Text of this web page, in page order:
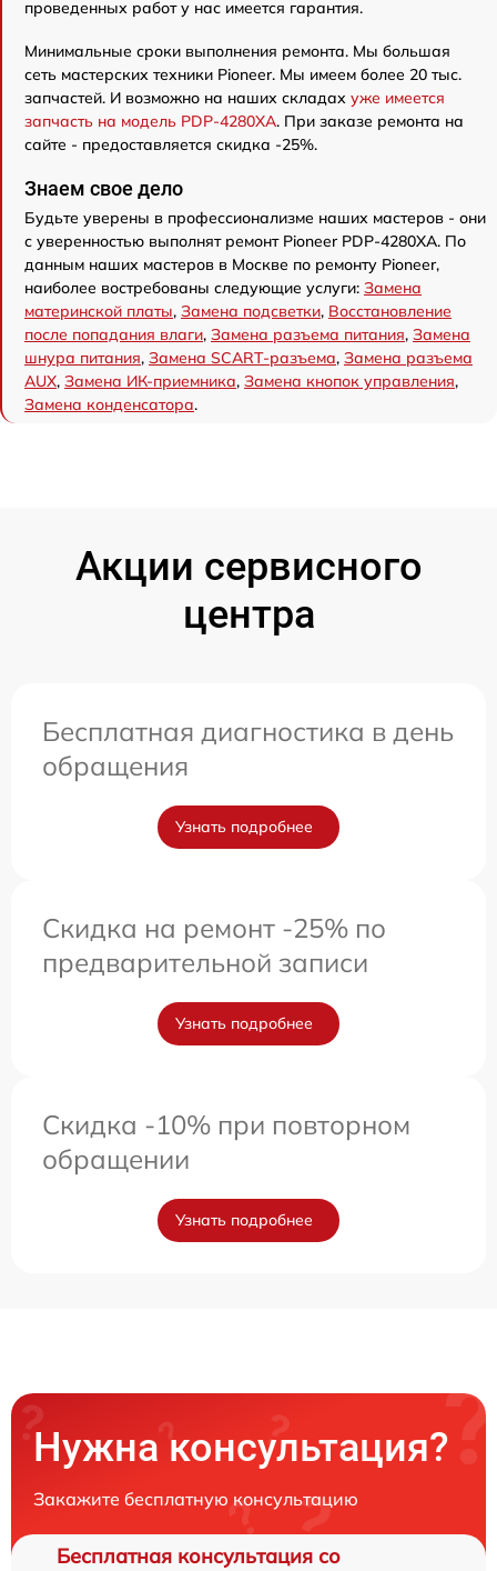
проведенных работ у нас имеется гарантия.
Минимальные сроки выполнения ремонта. Мы большая
сеть мастерских техники Pioneer. Мы имеем более 20 тыс.
запчастей. И возможно на наших складах уже имеется
запчасть на модель PDP-4280XA. При заказе ремонта на
сайте - предоставляется скидка -25%.
Знаем свое дело
Будьте уверены в профессионализме наших мастеров - они
с уверенностью выполнят ремонт Pioneer PDP-4280XA. По
данным наших мастеров в Москве по ремонту Pioneer,
наиболее востребованы следующие услуги: Замена
материнской платы, Замена подсветки, Восстановление
после попадания влаги, Замена разъема питания, Замена
шнура питания, Замена SCART-разъема, Замена разъема
AUX, Замена ИК-приемника, Замена кнопок управления,
Замена конденсатора.
Акции сервисного
центра
Бесплатная диагностика в день
обращения
Узнать подробнее
Скидка на ремонт -25% по
предварительной записи
Узнать подробнее
Скидка -10% при повторном
обращении
Узнать подробнее
Нужна консультация?
Закажите бесплатную консультацию
Бесплатная консультация со